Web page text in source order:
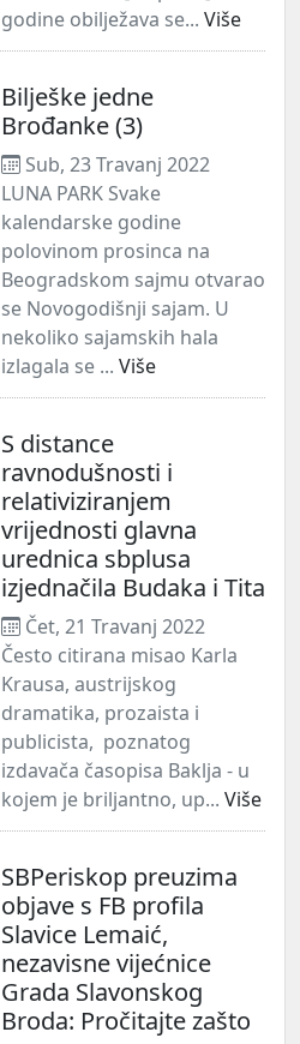
godine obilježava se... Više
Bilješke jedne
Brođanke (3)
Sub, 23 Travanj 2022
LUNA PARK Svake
kalendarske godine
polovinom prosinca na
Beogradskom sajmu otvarao
se Novogodišnji sajam. U
nekoliko sajamskih hala
izlagala se ... Više
S distance
ravnodušnosti i
relativiziranjem
vrijednosti glavna
urednica sbplusa
izjednačila Budaka i Tita
Čet, 21 Travanj 2022
Često citirana misao Karla
Krausa, austrijskog
dramatika, prozaista i
publicista, poznatog
izdavača časopisa Baklja - u
kojem je briljantno, up... Više
SBPeriskop preuzima
objave s FB profila
Slavice Lemaić,
nezavisne vijećnice
Grada Slavonskog
Broda: Pročitajte zašto